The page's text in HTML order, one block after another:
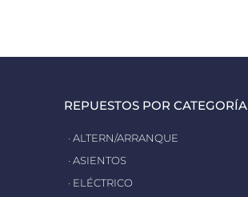
REPUESTOS POR CATEGORÍA
· ALTERN/ARRANQUE
· ASIENTOS
· ELÉCTRICO